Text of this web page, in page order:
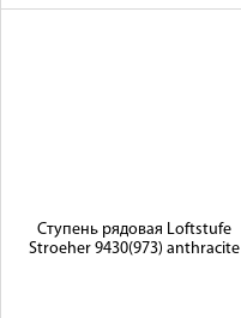
Ступень рядовая Loftstufe
Stroeher 9430(973) anthracite